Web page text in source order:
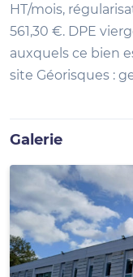
HT/mois,
561,30 €. DPE
auxquels ce bien
site Géorisques :
Galerie